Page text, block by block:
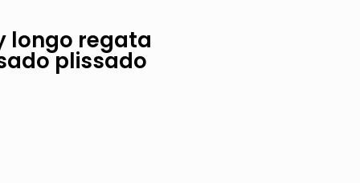
longo regata
plissado